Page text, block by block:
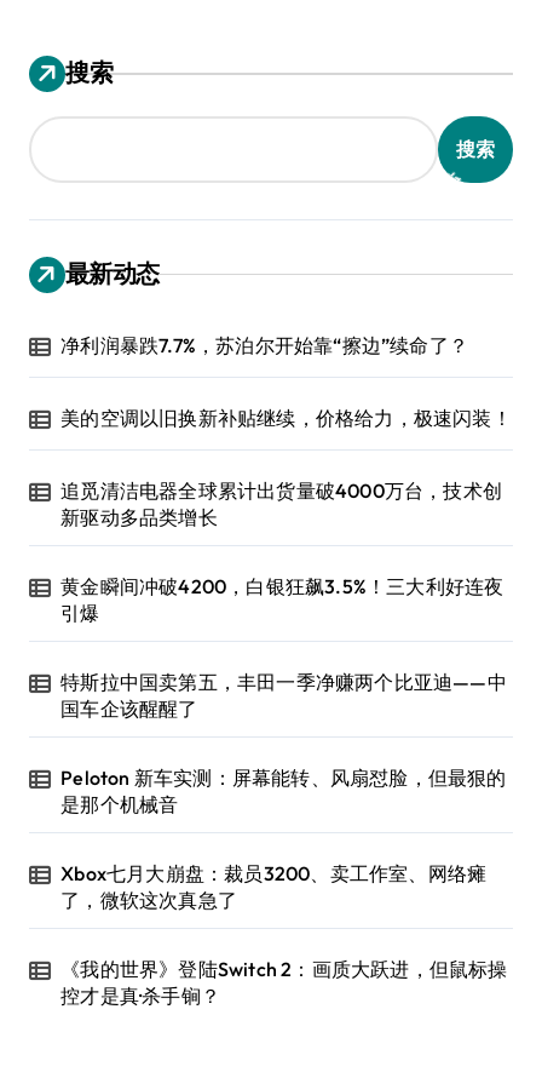
搜索
搜索
最新动态
净利润暴跌7.7%，苏泊尔开始靠“擦边”续命了？
美的空调以旧换新补贴继续，价格给力，极速闪装！
追觅清洁电器全球累计出货量破4000万台，技术创
新驱动多品类增长
黄金瞬间冲破4200，白银狂飙3.5%！三大利好连夜
引爆
特斯拉中国卖第五，丰田一季净赚两个比亚迪——中
国车企该醒醒了
Peloton 新车实测：屏幕能转、风扇怼脸，但最狠的
是那个机械音
Xbox七月大崩盘：裁员3200、卖工作室、网络瘫
了，微软这次真急了
《我的世界》登陆Switch 2：画质大跃进，但鼠标操
控才是真·杀手锏？